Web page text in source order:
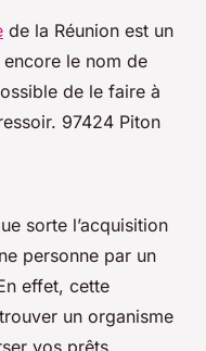
de la Réunion est un
le nom de
de le faire à
97424 Piton
sorte l’acquisition
personne par un
effet, cette
un organisme
vos prêts.